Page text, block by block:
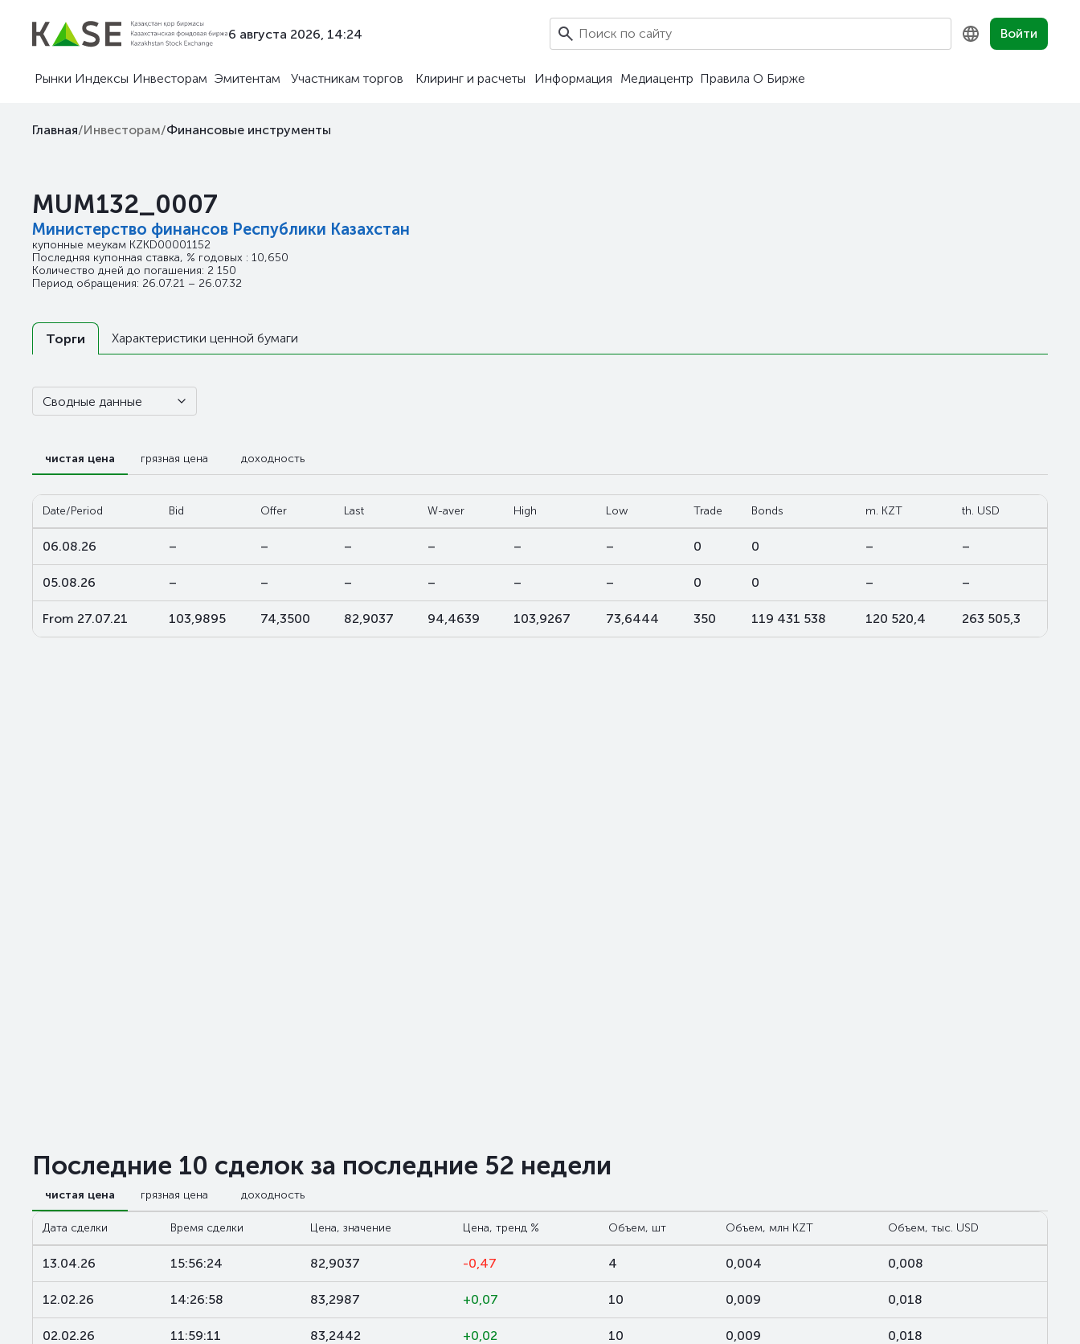
6 августа 2026, 14:24 Войти
Рынки Индексы Инвесторам Эмитентам Участникам торгов Клиринг и расчеты Информация Медиацентр Правила О Бирже
Главная/Инвесторам/Финансовые инструменты
MUM132_0007
Министерство финансов Республики Казахстан
купонные меукам KZKD00001152
Последняя купонная ставка, % годовых : 10,650
Количество дней до погашения: 2 150
Период обращения: 26.07.21 – 26.07.32
Торги Характеристики ценной бумаги
Сводные данные
чистая цена грязная цена доходность
Date/Period Bid Offer Last W-aver High Low Trade Bonds m. KZT th. USD
06.08.26 – – – – – – 0 0 – –
05.08.26 – – – – – – 0 0 – –
From 27.07.21 103,9895 74,3500 82,9037 94,4639 103,9267 73,6444 350 119 431 538 120 520,4 263 505,3
Последние 10 сделок за последние 52 недели
чистая цена грязная цена доходность
Дата сделки Время сделки Цена, значение Цена, тренд % Объем, шт Объем, млн KZT Объем, тыс. USD
13.04.26 15:56:24 82,9037 -0,47 4 0,004 0,008
12.02.26 14:26:58 83,2987 +0,07 10 0,009 0,018
02.02.26 11:59:11 83,2442 +0,02 10 0,009 0,018